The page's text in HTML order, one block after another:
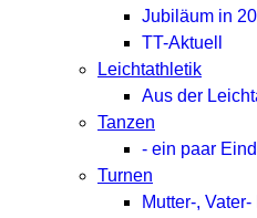
Jubiläum in
TT-Aktuell
Leichtathletik
Aus der
Tanzen
- ein paar
Turnen
Mutter-,